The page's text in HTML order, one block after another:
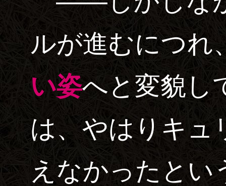
ルが進むにつれ
い姿へと変貌し
は、やはりキュ
えなかったと